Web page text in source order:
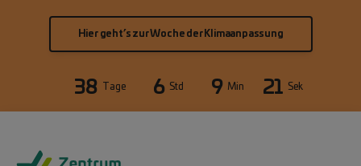
Hier geht’s zur Woche der Klimaanpassung
38 Tage 6 Std 9 Min 21 Sek